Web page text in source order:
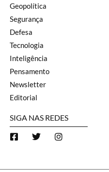
Geopolítica
Segurança
Defesa
Tecnologia
Inteligência
Pensamento
Newsletter
Editorial
SIGA NAS REDES